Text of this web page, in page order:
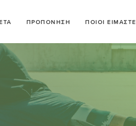
ΠΡΟΠΟΝΗΣΗ ΠΟΙΟΙ ΕΙΜΑΣΤΕ